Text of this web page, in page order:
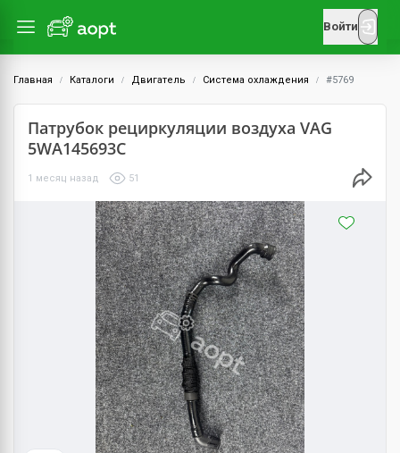
Войти
Главная Каталоги Двигатель Система охлаждения #5769
Патрубок рециркуляции воздуха VAG
5WA145693C
1 месяц назад 51